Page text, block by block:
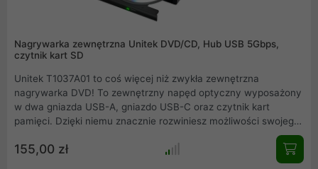
Nagrywarka zewnętrzna Unitek DVD/CD, Hub USB 5Gbps,
czytnik kart SD
Unitek T1037A01 to coś więcej niż zwykła zewnętrzna
nagrywarka DVD! To zewnętrzny napęd optyczny wyposażony
w dwa gniazda USB-A, gniazdo USB-C oraz czytnik kart
pamięci. Dzięki niemu znacznie rozwiniesz możliwości swojego
155,00 zł